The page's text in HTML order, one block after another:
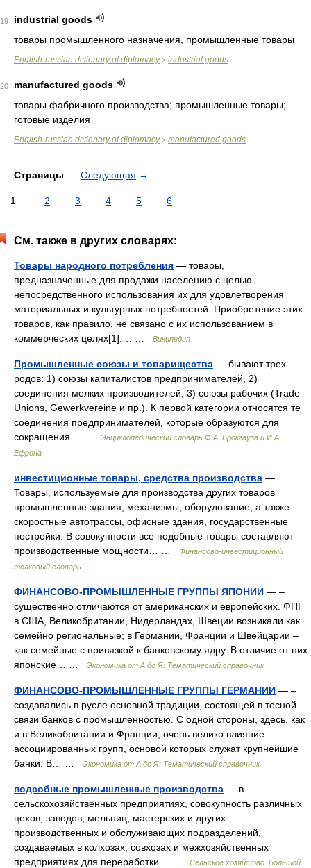
19
industrial goods
товары промышленного назначения, промышленные товары
English-russian dctionary of diplomacy> industrial goods
20
manufactured goods
товары фабричного производства; промышленные товары;
готовые изделия
English-russian dctionary of diplomacy> manufactured goods
Страницы Следующая →
1 2 3 4 5 6
См. также в других словарях:
Товары народного потребления — товары,
предназначенные для продажи населению с целью
непосредственного использования их для удовлетворения
материальных и культурных потребностей. Приобретение этих
товаров, как правило, не связано с их использованием в
коммерческих целях[1].… …
Википедия
Промышленные союзы и товарищества — бывают трех
родов: 1) союзы капиталистов предпринимателей, 2)
соединения мелких производителей, 3) союзы рабочих (Trade
Unions, Gewerkvereine и пр.). К первой категории относятся те
соединения предпринимателей, которые образуются для
сокращения… …
Энциклопедический словарь Ф.А. Брокгауза и И.А.
Ефрона
инвестиционные товары, средства производства —
Товары, используемые для производства других товаров
промышленные здания, механизмы, оборудование, а также
скоростные автотрассы, офисные здания, государственные
постройки. В совокупности все подобные товары составляют
производственные мощности… …
Финансово-инвестиционный
толковый словарь
ФИНАНСОВО-ПРОМЫШЛЕННЫЕ ГРУППЫ ЯПОНИИ — –
существенно отличаются от американских и европейских. ФПГ
в США, Великобритании, Нидерландах, Швеции возникали как
семейно региональные; в Германии, Франции и Швейцарии –
как семейные с привязкой к банковскому ядру. В отличие от них
японские… …
Экономика от А до Я: Тематический справочник
ФИНАНСОВО-ПРОМЫШЛЕННЫЕ ГРУППЫ ГЕРМАНИИ — –
создавались в русле основной традиции, состоящей в тесной
связи банков с промышленностью. С одной стороны, здесь, как
и в Великобритании и Франции, очень велико влияние
ассоциированных групп, основой которых служат крупнейшие
банки. В… …
Экономика от А до Я: Тематический справочник
подсобные промышленные производства — в
сельскохозяйственных предприятиях, совокупность различных
цехов, заводов, мельниц, мастерских и других
производственных и обслуживающих подразделений,
создаваемых в колхозах, совхозах и межхозяйственных
предприятиях для переработки… …
Сельское хозяйство. Большой